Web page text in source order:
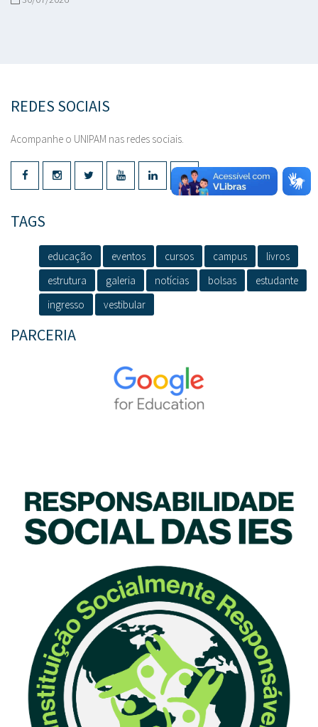
REDES SOCIAIS
Acompanhe o UNIPAM nas redes sociais.
TAGS
educação eventos cursos campus
livros
estrutura
galeria notícias bolsas
estudante
ingresso
vestibular
PARCERIA